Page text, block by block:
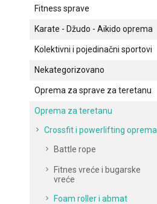
Fitness sprave
Karate - Džudo - Aikido oprema
Kolektivni i pojedinačni sportovi
Nekategorizovano
Oprema za sprave za teretanu
Oprema za teretanu
Crossfit i powerlifting oprema
Battle rope
Fitnes vreće i bugarske
vreće
Foam roller i abmat